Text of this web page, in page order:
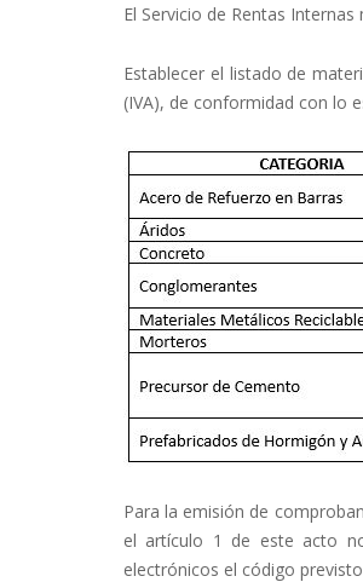
El Servicio de Rentas Internas
Establecer el listado de
(IVA), de conformidad con lo
Para la emisión de
el artículo 1 de este acto
electrónicos el código